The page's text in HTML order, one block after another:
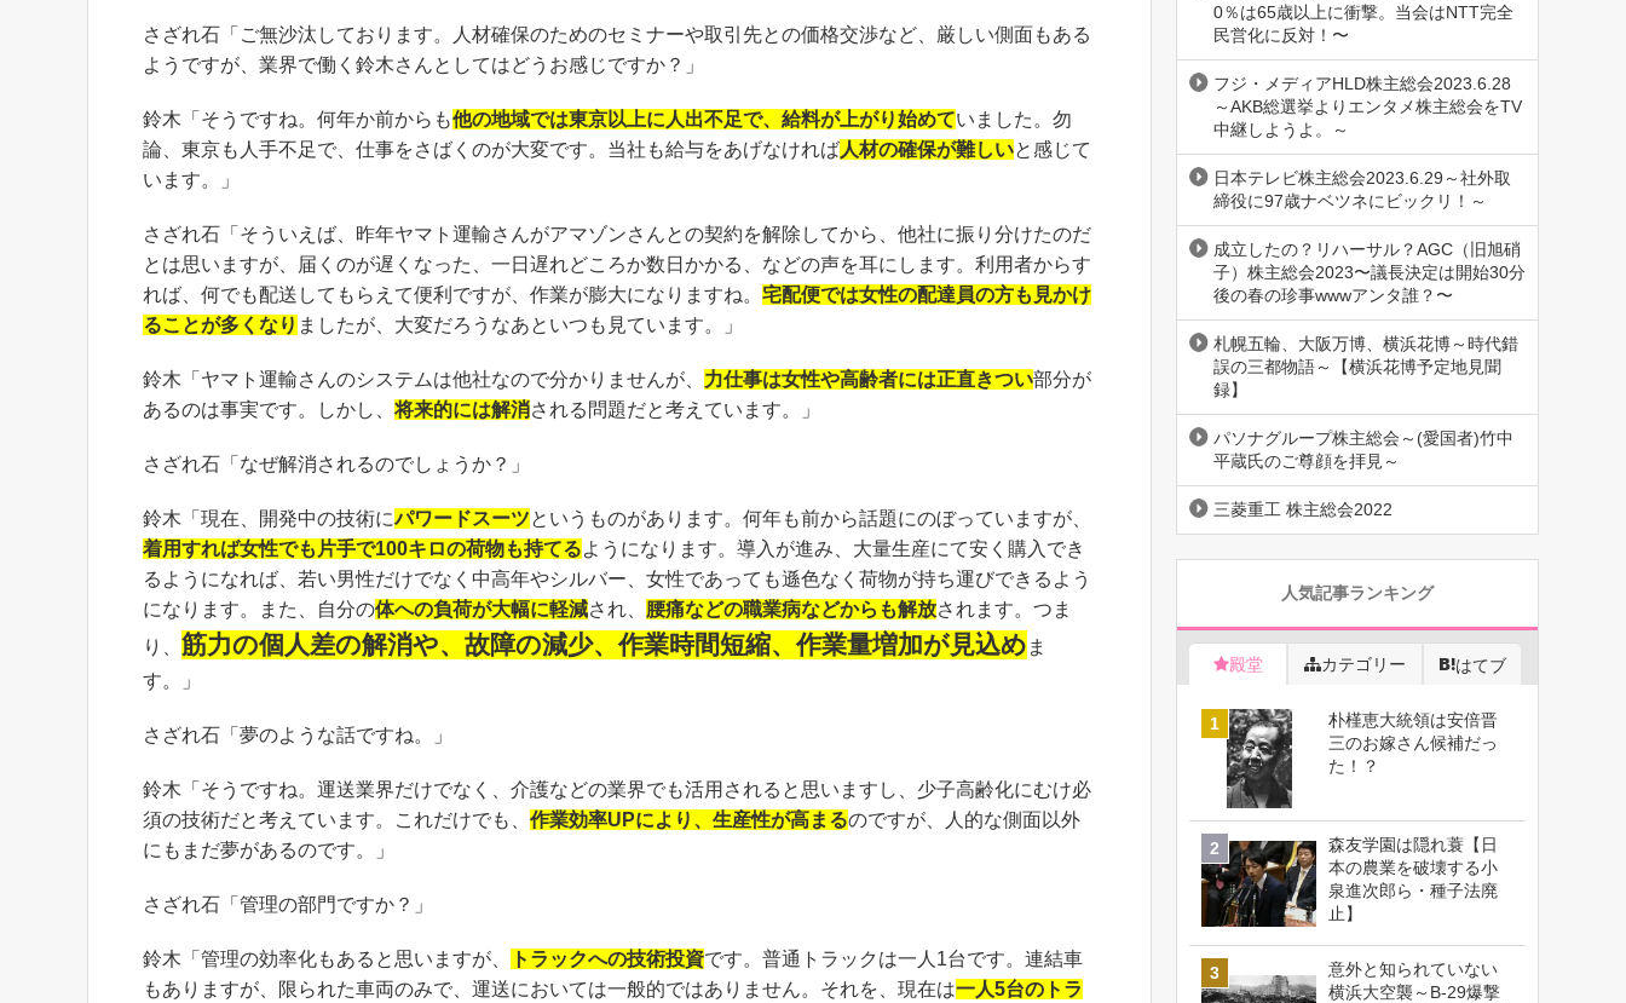
さざれ石「ご無沙汰しております。人材確保のためのセミナーや取引先との価格交渉など、厳しい側面もある
ようですが、業界で働く鈴木さんとしてはどうお感じですか？」
鈴木「そうですね。何年か前からも他の地域では東京以上に人出不足で、給料が上がり始めていました。勿
論、東京も人手不足で、仕事をさばくのが大変です。当社も給与をあげなければ人材の確保が難しいと感じて
います。」
さざれ石「そういえば、昨年ヤマト運輸さんがアマゾンさんとの契約を解除してから、他社に振り分けたのだ
とは思いますが、届くのが遅くなった、一日遅れどころか数日かかる、などの声を耳にします。利用者からす
れば、何でも配送してもらえて便利ですが、作業が膨大になりますね。 宅配便では女性の配達員の方も見かけ
ることが多くなり ましたが、大変だろうなあといつも見ています。」
鈴木「ヤマト運輸さんのシステムは他社なので分かりませんが、 力仕事は女性や高齢者には正直きつい部分が
あるのは事実です。しかし、将来的には解消される問題だと考えています。」
さざれ石「なぜ解消されるのでしょうか？」
鈴木「現在、開発中の技術にパワードスーツというものがあります。何年も前から話題にのぼっていますが、
着用すれば女性でも片手で100キロの荷物も持てるようになります。導入が進み、大量生産にて安く購入でき
るようになれば、若い男性だけでなく中高年やシルバー、女性であっても遜色なく荷物が持ち運びできるよう
になります。また、自分の体への負荷が大幅に軽減され、 腰痛などの職業病などからも解放されます。つま
り、 筋力の個人差の解消や、故障の減少、作業時間短縮、作業量増加が見込め ま
す。」
さざれ石「夢のような話ですね。」
鈴木「そうですね。運送業界だけでなく、介護などの業界でも活用されると思いますし、少子高齢化にむけ必
須の技術だと考えています。これだけでも、 作業効率UPにより、生産性が高まるのですが、人的な側面以外
にもまだ夢があるのです。」
さざれ石「管理の部門ですか？」
鈴木「管理の効率化もあると思いますが、 トラックへの技術投資です。普通トラックは一人1台です。連結車
もありますが、限られた車両のみで、運送においては一般的ではありません。それを、現在は一人5台のトラ
0％は65歳以上に衝撃。当会はNTT完全
民営化に反対！〜
フジ・メディアHLD株主総会2023.6.28
～AKB総選挙よりエンタメ株主総会をTV
中継しようよ。～
日本テレビ株主総会2023.6.29～社外取
締役に97歳ナベツネにビックリ！～
成立したの？リハーサル？AGC（旧旭硝
子）株主総会2023〜議長決定は開始30分
後の春の珍事wwwアンタ誰？〜
札幌五輪、大阪万博、横浜花博～時代錯
誤の三都物語～【横浜花博予定地見聞
録】
パソナグループ株主総会～(愛国者)竹中
平蔵氏のご尊顔を拝見～
三菱重工 株主総会2022
人気記事ランキング
殿堂 カテゴリー はてブ
朴槿恵大統領は安倍晋
三のお嫁さん候補だっ
た！？
森友学園は隠れ蓑【日
本の農業を破壊する小
泉進次郎ら・種子法廃
止】
意外と知られていない
横浜大空襲～B-29爆撃